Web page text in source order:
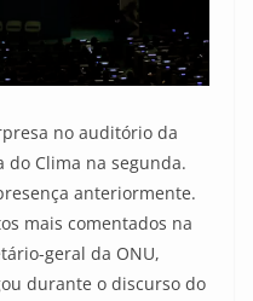
no auditório da
do Clima na segunda.
anteriormente.
mais comentados na
geral da ONU,
durante o discurso do